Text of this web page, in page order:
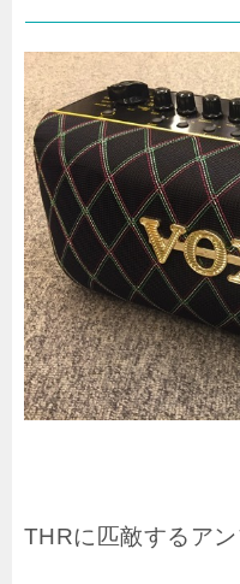
THRに匹敵するアン